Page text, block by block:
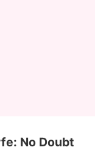
No Doubt